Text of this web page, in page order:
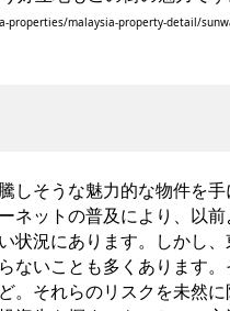
properties/malaysia-property-detail/
しそうな魅力的な物件を
ネットの普及により、以
状況にあります。しかし
ないことも多くあります
。それらのリスクを未然